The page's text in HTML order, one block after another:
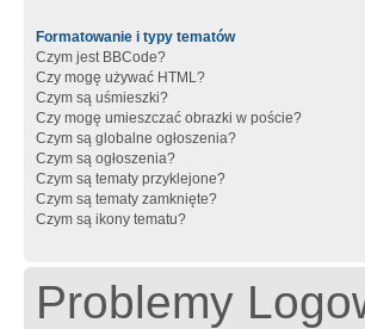
Formatowanie i typy tematów
Czym jest BBCode?
Czy mogę używać HTML?
Czym są uśmieszki?
Czy mogę umieszczać obrazki w poście?
Czym są globalne ogłoszenia?
Czym są ogłoszenia?
Czym są tematy przyklejone?
Czym są tematy zamknięte?
Czym są ikony tematu?
Problemy